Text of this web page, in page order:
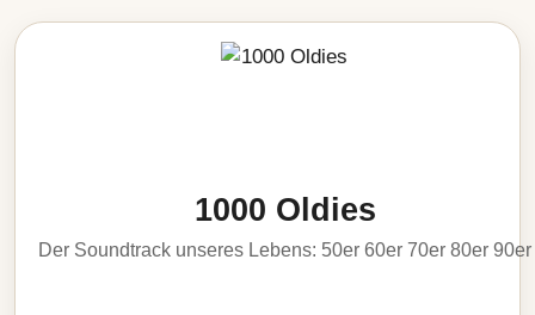
1000 Oldies
Der Soundtrack unseres Lebens: 50er 60er 70er 80er 90er